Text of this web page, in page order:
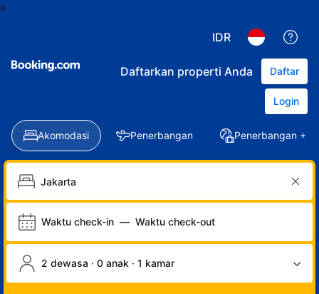
a
IDR
Daftarkan properti Anda Daftar
Login
Akomodasi Penerbangan Penerbangan +
Waktu check-in — Waktu check-out
2 dewasa · 0 anak · 1 kamar